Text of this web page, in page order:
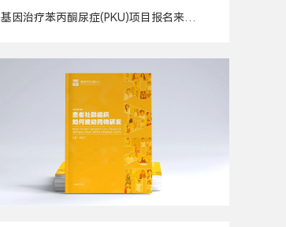
基因治疗苯丙酮尿症(PKU)项目报名来